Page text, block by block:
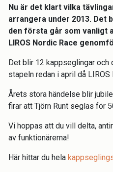
Nu är det klart vilka
arrangera under 2013. Det
den första går som vanligt
LIROS Nordic Race
Det blir 12 kappseglingar
stapeln redan i april då
Årets stora händelse blir
firar att Tjörn Runt seglas för
Vi hoppas att du vill delta,
av funktionärerna!
Här hittar du hela